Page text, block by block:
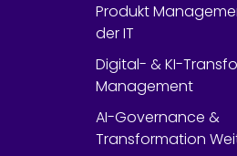
Produkt
der IT
Digital- & KI-
Management
AI-Governance &
Transformation